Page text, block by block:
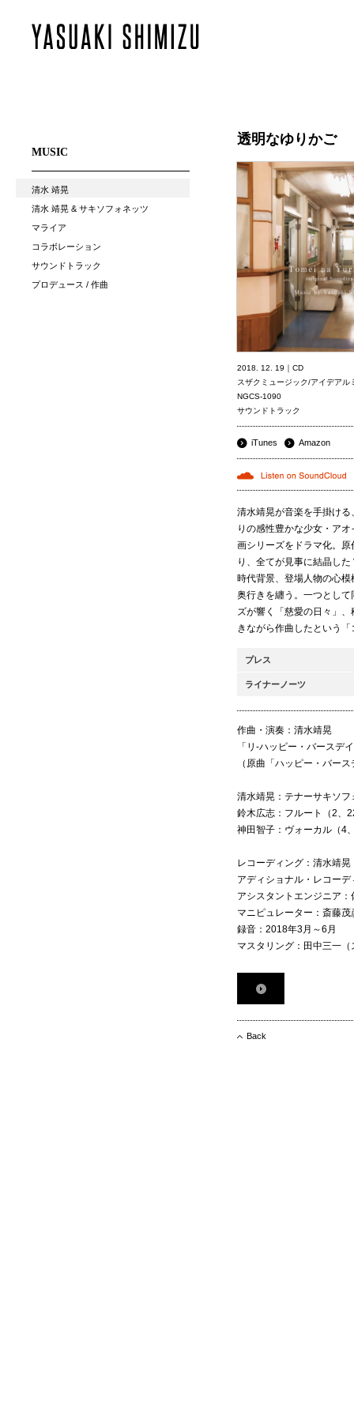
MUSIC
清水 靖晃
清水 靖晃 & サキソフォネッツ
マライア
コラボレーション
サウンドトラック
プロデュース / 作曲
透明なゆりかご
2018. 12. 19｜CD
スザクミュージック/アイデア
NGCS-1090
サウンドトラック
iTunes Amazon
清水靖晃が音楽を手掛け
りの感性豊かな少女・ア
画シリーズをドラマ化。
り、全てが見事に結晶し
時代背景、登場人物の心
奥行きを纏う。一つとし
ズが響く「慈愛の日々」
きながら作曲したという
プレス
ライナーノーツ
作曲・演奏：清水靖晃
「リ-ハッピー・バースデ
（原曲「ハッピー・バー
清水靖晃：テナーサキソ
鈴木広志：フルート（2、
神田智子：ヴォーカル（4
レコーディング：清水靖
アディショナル・レコー
アシスタントエンジニア
マニピュレーター：斎藤茂
録音：2018年3月～6月
マスタリング：田中三一
Back